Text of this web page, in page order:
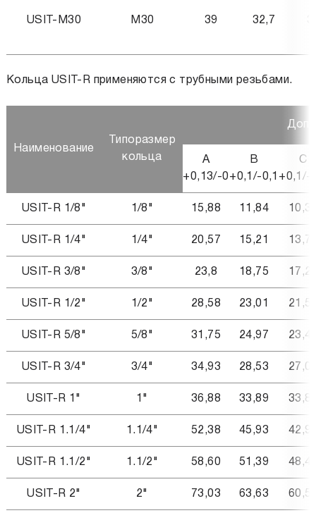
USIT-M30 M30 39 32,7
Кольца USIT-R применяются с трубными резьбами.
Наименование
Типоразмер
кольца
A
+0,13/-0
B
+0,1/-0,1
C
+0,1/-
USIT-R 1/8" 1/8" 15,88 11,84
USIT-R 1/4" 1/4" 20,57 15,21
USIT-R 3/8" 3/8" 23,8 18,75
USIT-R 1/2" 1/2" 28,58 23,01
USIT-R 5/8" 5/8" 31,75 24,97
USIT-R 3/4" 3/4" 34,93 28,53
USIT-R 1" 1" 36,88 33,89
USIT-R 1.1/4" 1.1/4" 52,38 45,93
USIT-R 1.1/2" 1.1/2" 58,60 51,39
USIT-R 2" 2" 73,03 63,63